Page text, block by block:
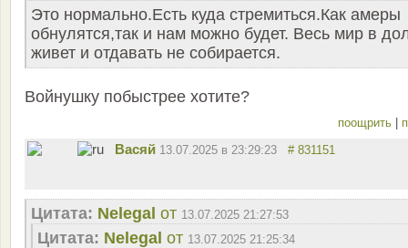
Это нормально.Есть куда стремиться.Как амеры
обнулятся,так и нам можно будет. Весь мир в
живет и отдавать не собирается.
Войнушку побыстрее хотите?
поощрить |
Васяй 13.07.2025 в 23:29:23 # 831151
Цитата: Nelegal от 13.07.2025 21:27:53
Цитата: Nelegal от 13.07.2025 21:25:34